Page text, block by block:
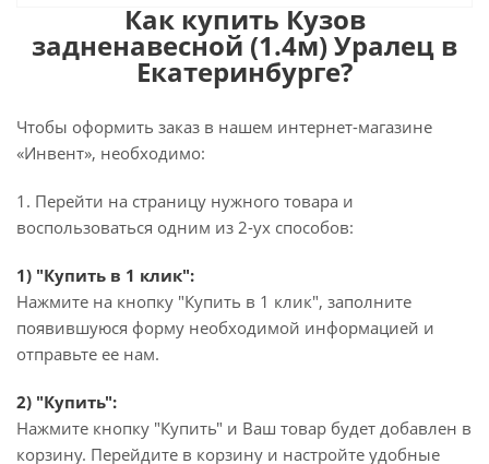
Как купить Кузов
задненавесной (1.4м) Уралец в
Екатеринбурге?
Чтобы оформить заказ в нашем интернет-магазине
«Инвент», необходимо:
1. Перейти на страницу нужного товара и
воспользоваться одним из 2-ух способов:
1) "Купить в 1 клик":
Нажмите на кнопку "Купить в 1 клик", заполните
появившуюся форму необходимой информацией и
отправьте ее нам.
2) "Купить":
Нажмите кнопку "Купить" и Ваш товар будет добавлен в
корзину. Перейдите в корзину и настройте удобные